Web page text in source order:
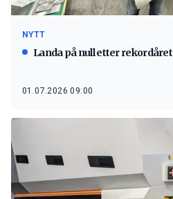
NYTT
Landa på null etter rekordåret
01.07.2026 09:00